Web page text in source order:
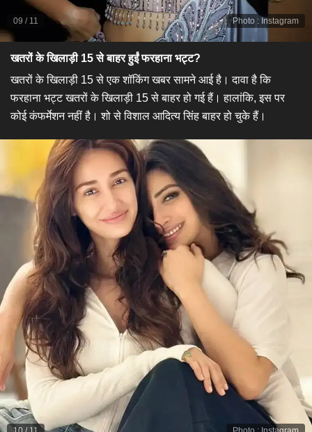
Photo : Instagram
09 / 11
खतरों के खिलाड़ी 15 से बाहर हुईं फरहाना भट्ट?
खतरों के खिलाड़ी 15 से एक शॉकिंग खबर सामने आई है। दावा है कि
फरहाना भट्ट खतरों के खिलाड़ी 15 से बाहर हो गई हैं। हालांकि, इस पर
कोई कंफर्मेशन नहीं है। शो से विशाल आदित्य सिंह बाहर हो चुके हैं।